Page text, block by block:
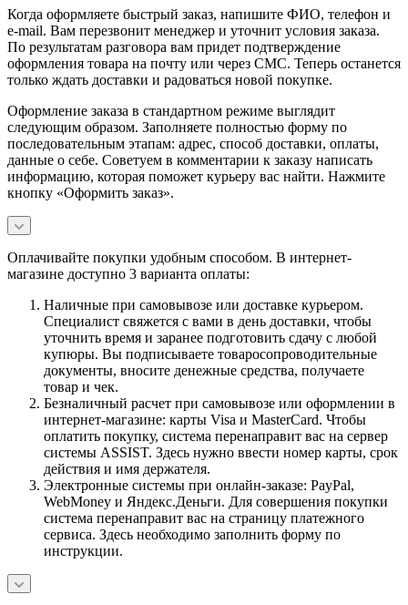
Когда оформляете быстрый заказ, напишите ФИО, телефон и
e-mail. Вам перезвонит менеджер и уточнит условия заказа.
По результатам разговора вам придет подтверждение
оформления товара на почту или через СМС. Теперь останется
только ждать доставки и радоваться новой покупке.
Оформление заказа в стандартном режиме выглядит
следующим образом. Заполняете полностью форму по
последовательным этапам: адрес, способ доставки, оплаты,
данные о себе. Советуем в комментарии к заказу написать
информацию, которая поможет курьеру вас найти. Нажмите
кнопку «Оформить заказ».
Оплачивайте покупки удобным способом. В интернет-
магазине доступно 3 варианта оплаты:
Наличные при самовывозе или доставке курьером.
Специалист свяжется с вами в день доставки, чтобы
уточнить время и заранее подготовить сдачу с любой
купюры. Вы подписываете товаросопроводительные
документы, вносите денежные средства, получаете
товар и чек.
Безналичный расчет при самовывозе или оформлении в
интернет-магазине: карты Visa и MasterCard. Чтобы
оплатить покупку, система перенаправит вас на сервер
системы ASSIST. Здесь нужно ввести номер карты, срок
действия и имя держателя.
Электронные системы при онлайн-заказе: PayPal,
WebMoney и Яндекс.Деньги. Для совершения покупки
система перенаправит вас на страницу платежного
сервиса. Здесь необходимо заполнить форму по
инструкции.